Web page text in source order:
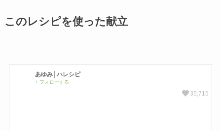
このレシピを使った献立